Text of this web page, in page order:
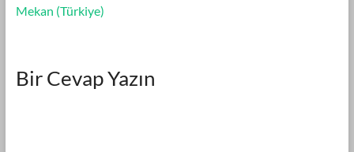
Mekan (Türkiye)
Bir Cevap Yazın